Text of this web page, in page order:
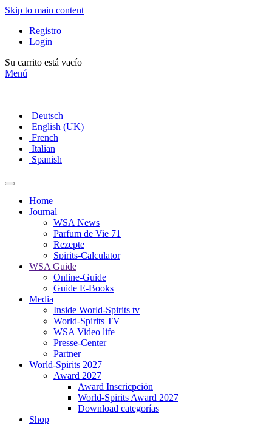
Skip to main content
Registro
Login
Su carrito está vacío
Menú
Deutsch
English (UK)
French
Italian
Spanish
Home
Journal
WSA News
Parfum de Vie 71
Rezepte
Spirits-Calculator
WSA Guide
Online-Guide
Guide E-Books
Media
Inside World-Spirits tv
World-Spirits TV
WSA Video life
Presse-Center
Partner
World-Spirits 2027
Award 2027
Award Inscricpción
World-Spirits Award 2027
Download categorías
Shop